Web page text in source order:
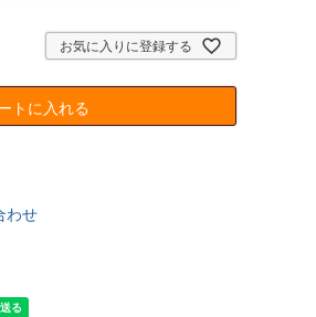
お気に入りに登録する
トに入れる
わせ